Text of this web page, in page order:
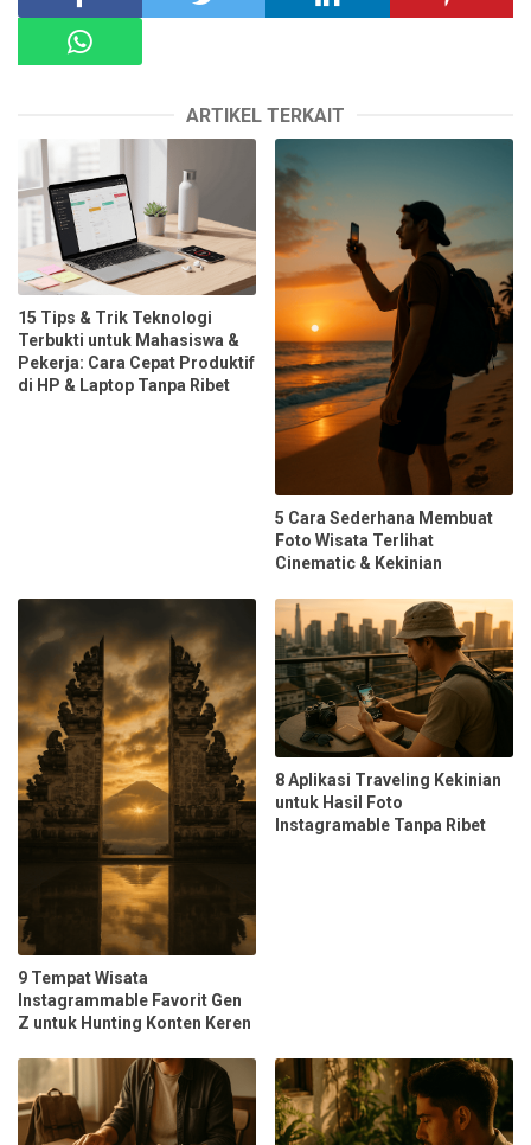
ARTIKEL TERKAIT
15 Tips & Trik Teknologi
Terbukti untuk Mahasiswa &
Pekerja: Cara Cepat Produktif
di HP & Laptop Tanpa Ribet
5 Cara Sederhana Membuat
Foto Wisata Terlihat
Cinematic & Kekinian
9 Tempat Wisata
Instagrammable Favorit Gen
Z untuk Hunting Konten Keren
8 Aplikasi Traveling Kekinian
untuk Hasil Foto
Instagramable Tanpa Ribet